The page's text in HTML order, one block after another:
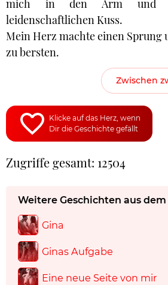
mich in den Arm und
leidenschaftlichen Kuss.
Mein Herz machte einen Sprung
zu bersten.
Zwischen
Klicke auf das Herz, wenn
Dir die Geschichte gefällt
Zugriffe gesamt: 12504
Weitere Geschichten aus dem
Gina
Ginas Aufgabe
Eine neue Seite von mir